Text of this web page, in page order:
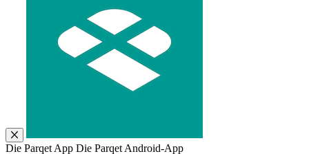
Die Parqet App Die Parqet Android-App